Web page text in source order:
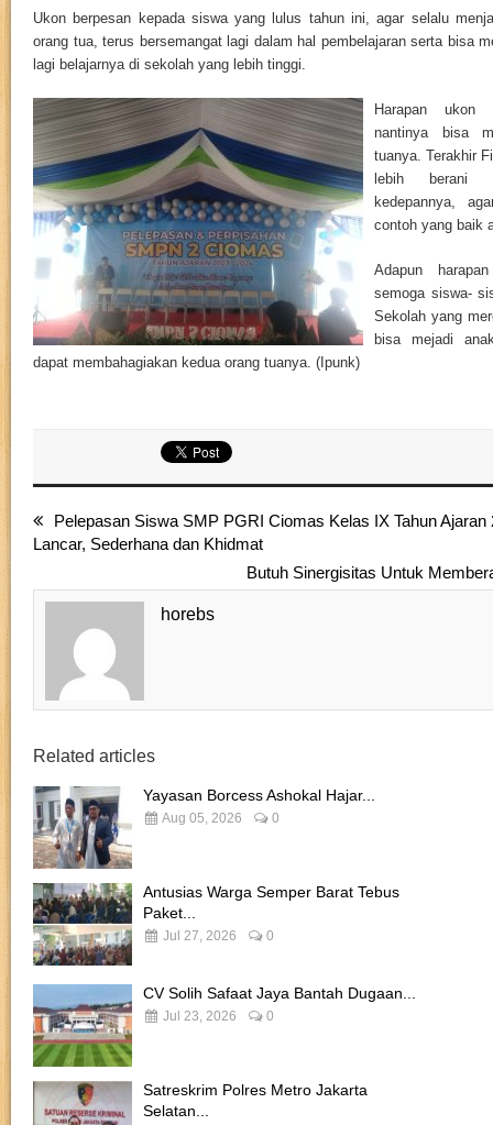
Ukon berpesan kepada siswa yang lulus tahun ini, agar selalu
orang tua, terus bersemangat lagi dalam hal pembelajaran serta bisa
lagi belajarnya di sekolah yang lebih tinggi.
Harapan ukon
nantinya bisa
tuanya. Terakhir
lebih berani
kedepannya,
contoh yang baik
Adapun
semoga siswa-
Sekolah yang
bisa mejadi
dapat membahagiakan kedua orang tuanya. (Ipunk)
Pelepasan Siswa SMP PGRI Ciomas Kelas IX Tahun Ajaran
Lancar, Sederhana dan Khidmat
Butuh Sinergisitas Untuk
horebs
Related articles
Yayasan Borcess Ashokal Hajar...
Aug 05, 2026 0
Antusias Warga Semper Barat Tebus
Paket...
Jul 27, 2026 0
CV Solih Safaat Jaya Bantah Dugaan...
Jul 23, 2026 0
Satreskrim Polres Metro Jakarta
Selatan...